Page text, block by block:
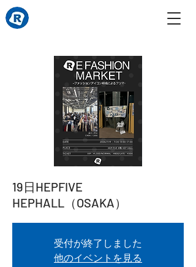
19日HEPFIVE
HEPHALL（OSAKA）
受付が終了しました
他のイベントを見る